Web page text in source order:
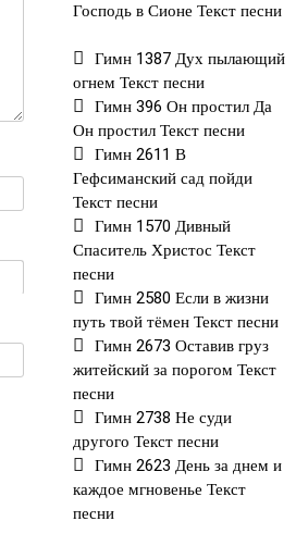
Господь в Сионе Текст песни
Гимн 1387 Дух пылающий
огнем Текст песни
Гимн 396 Он простил Да
Он простил Текст песни
Гимн 2611 В
Гефсиманский сад пойди
Текст песни
Гимн 1570 Дивный
Спаситель Христос Текст
песни
Гимн 2580 Если в жизни
путь твой тёмен Текст песни
Гимн 2673 Оставив груз
житейский за порогом Текст
песни
Гимн 2738 Не суди
другого Текст песни
Гимн 2623 День за днем и
каждое мгновенье Текст
песни